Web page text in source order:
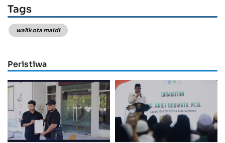
Tags
walikota maidi
Peristiwa